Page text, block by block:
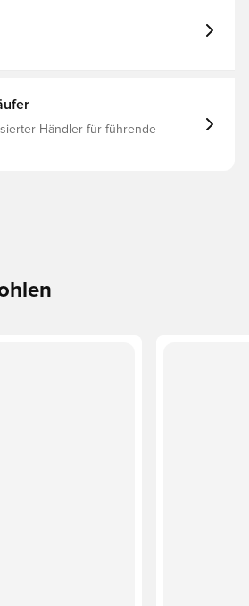
Komfort. Regulär
/ Sonstiges Material
Händler für führende